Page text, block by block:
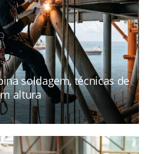
soldagem, técnicas de
altura